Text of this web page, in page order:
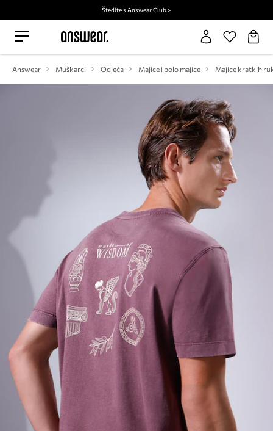
Štedite s Answear Club >
Answear Muškarci Odjeća Majice i polo majice Majice kratkih